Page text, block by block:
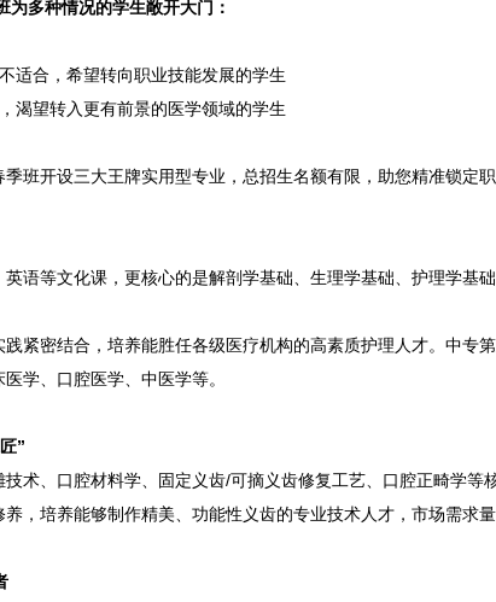
多种情况的学生敞开大门：
适合，希望转向职业技能发展的学生
渴望转入更有前景的医学领域的学生
班开设三大王牌实用型专业，总招生名额有限，助您精准锁定职
语等文化课，更核心的是解剖学基础、生理学基础、护理学基
紧密结合，培养能胜任各级医疗机构的高素质护理人才。中专
学、口腔医学、中医学等。
”
术、口腔材料学、固定义齿/可摘义齿修复工艺、口腔正畸学等核
，培养能够制作精美、功能性义齿的专业技术人才，市场需求